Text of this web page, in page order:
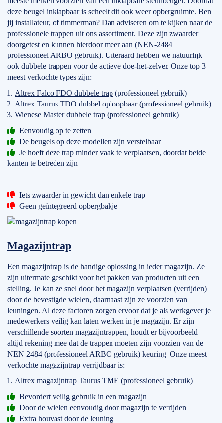
deze beugel inklapbaar is scheelt dit ook weer opbergruimte. Ben
jij installateur, of timmerman? Dan adviseren om te kijken naar de
professionele trappen uit ons assortiment. Deze zijn zwaarder
doorgetest en kunnen hierdoor meer aan (NEN-2484
professioneel ARBO gebruik). Uiteraard hebben we natuurlijk
ook dubbele trappen voor de actieve doe-het-zelver. Onze top 3
meest verkochte types zijn:
Altrex Falco FDO dubbele trap (professioneel gebruik)
Altrex Taurus TDO dubbel oploopbaar(professioneel gebruik)
Wienese Master dubbele trap (professioneel gebruik)
Eenvoudig op te zetten
De beugels op deze modellen zijn verstelbaar
Je hoeft deze trap minder vaak te verplaatsen, doordat beide
kanten te betreden zijn
Iets zwaarder in gewicht dan enkele trap
Geen geïntegreerd opbergbakje
Magazijntrap
Een magazijntrap is de handige oplossing in ieder magazijn. Ze
zijn uitermate geschikt voor het pakken van producten uit een
stelling. Je kan ze snel door het magazijn verplaatsen (verrijden)
door de bevestigde wielen, daarnaast zijn ze voorzien van
leuningen. Al deze factoren zorgen ervoor dat je als werkgever je
medewerkers veilig kan laten werken in je magazijn. Er zijn
verschillende soorten magazijntrappen, houdt er bijvoorbeeld
altijd rekening mee dat de trappen moeten zijn voorzien van de
NEN 2484 (professioneel ARBO gebruik) keuring. Onze meest
verkochte magazijntrap verrijdbaar is:
Altrex magazijntrap Taurus TME (professioneel gebruik)
Bevordert veilig gebruik in een magazijn
Door de wielen eenvoudig door magazijn te verrijden
Extra houvast door de leuning